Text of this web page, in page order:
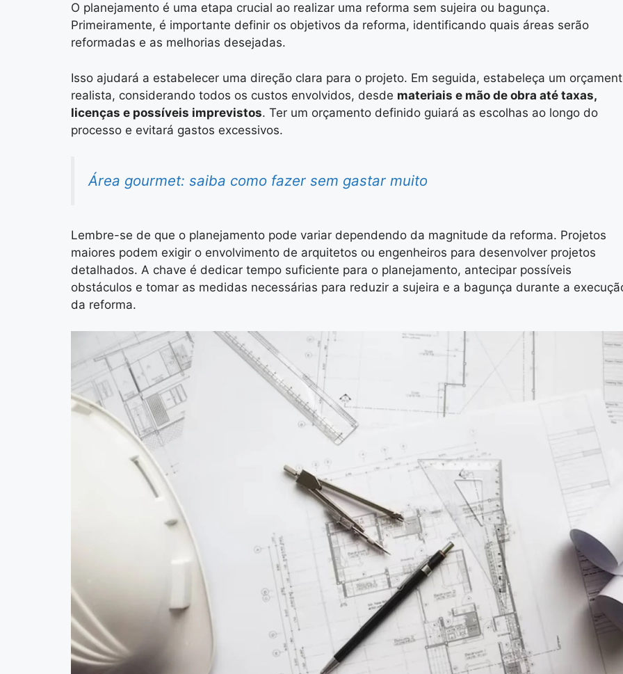
O planejamento é uma etapa crucial ao realizar uma reforma sem sujeira ou bagunça.
Primeiramente, é importante definir os objetivos da reforma, identificando quais áreas serão
reformadas e as melhorias desejadas.
Isso ajudará a estabelecer uma direção clara para o projeto. Em seguida, estabeleça um
realista, considerando todos os custos envolvidos, desde materiais e mão de obra até taxas,
licenças e possíveis imprevistos. Ter um orçamento definido guiará as escolhas ao longo do
processo e evitará gastos excessivos.
Área gourmet: saiba como fazer sem gastar muito
Lembre-se de que o planejamento pode variar dependendo da magnitude da reforma. Projetos
maiores podem exigir o envolvimento de arquitetos ou engenheiros para desenvolver projetos
detalhados. A chave é dedicar tempo suficiente para o planejamento, antecipar possíveis
obstáculos e tomar as medidas necessárias para reduzir a sujeira e a bagunça durante a
da reforma.